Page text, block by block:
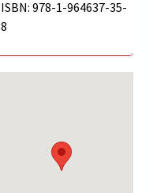
ISBN: 978-1-964637-35-
8